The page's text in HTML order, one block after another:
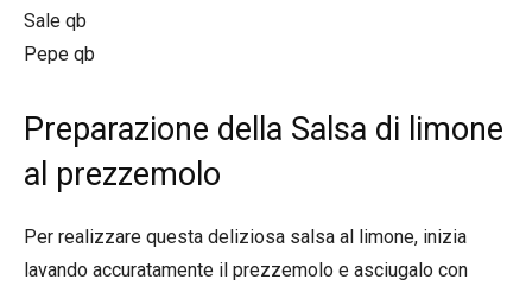
Sale qb
Pepe qb
Preparazione della Salsa di limone
al prezzemolo
Per realizzare questa deliziosa salsa al limone, inizia
lavando accuratamente il prezzemolo e asciugalo con